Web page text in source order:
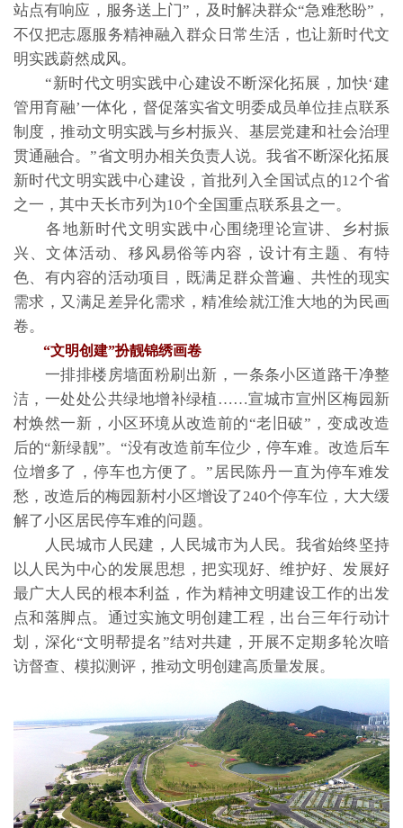
站点有响应，服务送上门”，及时解决群众“急难愁盼”，
不仅把志愿服务精神融入群众日常生活，也让新时代文
明实践蔚然成风。
“新时代文明实践中心建设不断深化拓展，加快‘建
管用育融’一体化，督促落实省文明委成员单位挂点联系
制度，推动文明实践与乡村振兴、基层党建和社会治理
贯通融合。”省文明办相关负责人说。我省不断深化拓展
新时代文明实践中心建设，首批列入全国试点的12个省
之一，其中天长市列为10个全国重点联系县之一。
各地新时代文明实践中心围绕理论宣讲、乡村振
兴、文体活动、移风易俗等内容，设计有主题、有特
色、有内容的活动项目，既满足群众普遍、共性的现实
需求，又满足差异化需求，精准绘就江淮大地的为民画
卷。
“文明创建”扮靓锦绣画卷
一排排楼房墙面粉刷出新，一条条小区道路干净整
洁，一处处公共绿地增补绿植……宣城市宣州区梅园新
村焕然一新，小区环境从改造前的“老旧破”，变成改造
后的“新绿靓”。“没有改造前车位少，停车难。改造后车
位增多了，停车也方便了。”居民陈丹一直为停车难发
愁，改造后的梅园新村小区增设了240个停车位，大大缓
解了小区居民停车难的问题。
人民城市人民建，人民城市为人民。我省始终坚持
以人民为中心的发展思想，把实现好、维护好、发展好
最广大人民的根本利益，作为精神文明建设工作的出发
点和落脚点。通过实施文明创建工程，出台三年行动计
划，深化“文明帮提名”结对共建，开展不定期多轮次暗
访督查、模拟测评，推动文明创建高质量发展。